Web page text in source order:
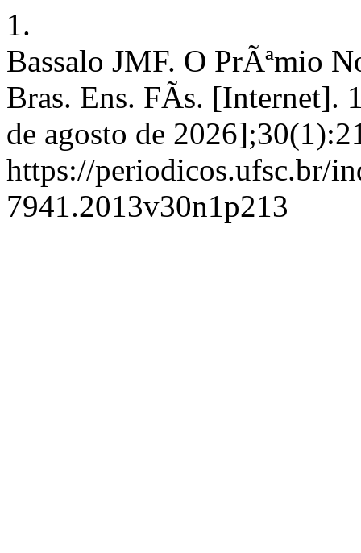
1.
Bassalo JMF. O PrÃªmio
Bras. Ens. FÃ­s. [Internet].
de agosto de
https://periodicos.ufsc.br/
7941.2013v30n1p213